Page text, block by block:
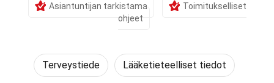
Asiantuntijan tarkistama
Toimitukselliset
ohjeet
Terveystiede Lääketieteelliset tiedot